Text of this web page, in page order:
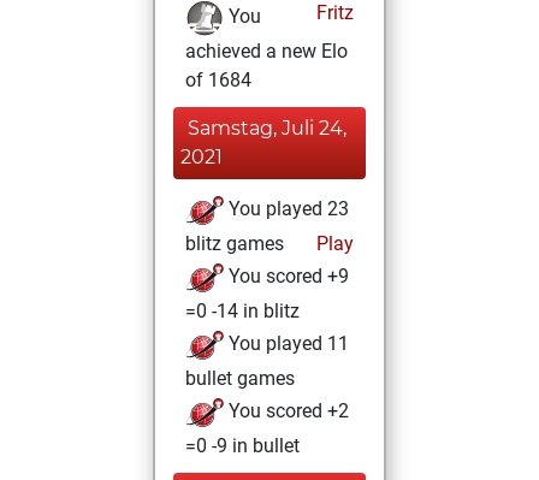
Fritz
You
achieved a new Elo
of 1684
Samstag, Juli 24,
2021
You played 23
blitz games
Play
You scored +9
=0 -14 in blitz
You played 11
bullet games
You scored +2
=0 -9 in bullet